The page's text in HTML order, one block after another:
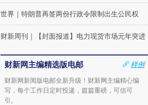
世界 ｜ 特朗普再签两份行政令限制出生公民权
财新周刊 ｜ 【封面报道】电力现货市场元年突进
财新网主编精选版电邮
样例
财新网新闻版电邮全新升级！财新网主编精心编
写，每个工作日定时投递，篇篇重磅，可信可
引。